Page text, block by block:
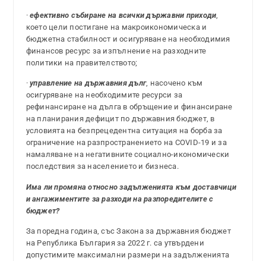
·ефективно събиране на всички държавни приходи
което цели постигане на макроикономическа и
бюджетна стабилност и осигуряване на необходимия
финансов ресурс за изпълнение на разходните
политики на правителството;
·управление на държавния дълг, насочено към
осигуряване на необходимите ресурси за
рефинансиране на дълга в обръщение и финансиране
на планирания дефицит по държавния бюджет, в
условията на безпрецедентна ситуация на борба за
ограничение на разпространението на COVID-19 и за
намаляване на негативните социално-икономически
последствия за населението и бизнеса.
Има ли промяна относно задълженията към доставчици
и ангажиментите за разходи на разпоредителите с
бюджет?
За поредна година, със Закона за държавния бюджет
на Република България за 2022 г. са утвърдени
допустимите максимални размери на задълженията